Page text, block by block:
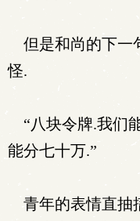
但是和尚的下一
怪.
“八块令牌.我们
能分七十万.”
青年的表情直抽